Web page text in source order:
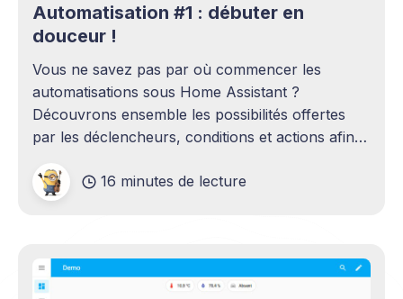
Automatisation #1 : débuter en
douceur !
Vous ne savez pas par où commencer les
automatisations sous Home Assistant ?
Découvrons ensemble les possibilités offertes
par les déclencheurs, conditions et actions afin
16 minutes de lecture